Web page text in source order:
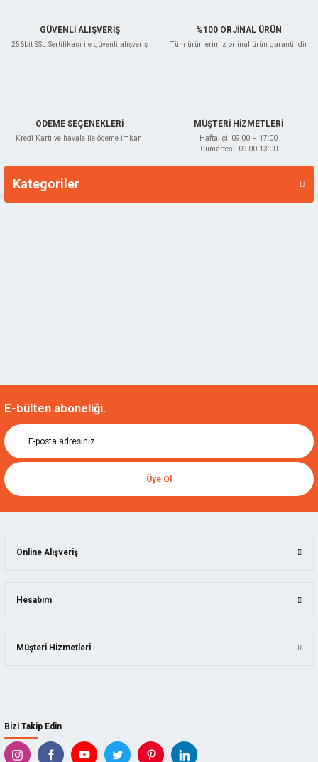
GÜVENLİ ALIŞVERİŞ
256bit SSL Sertifikası ile güvenli alışveriş
%100 ORJİNAL ÜRÜN
Tüm ürünlerimiz orjinal ürün garantilidir
ÖDEME SEÇENEKLERİ
Kredi Kartı ve havale ile ödeme imkanı
MÜŞTERİ HİZMETLERİ
Hafta İçi: 09:00 – 17:00
Cumartesi: 09:00-13:00
Kategoriler
Markalar
E-bülten aboneliği.
Üye Ol
Bizi Takip Edin
Online Alışveriş
Hesabım
Müşteri Hizmetleri